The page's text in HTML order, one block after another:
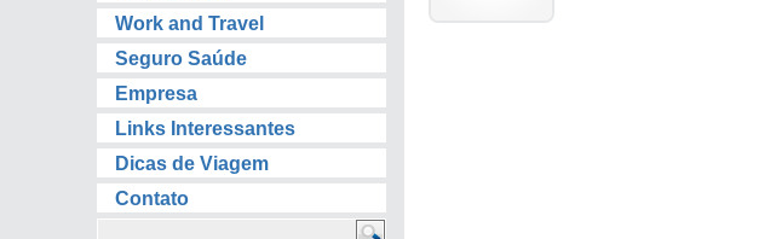
Work and Travel
Seguro Saúde
Empresa
Links Interessantes
Dicas de Viagem
Contato